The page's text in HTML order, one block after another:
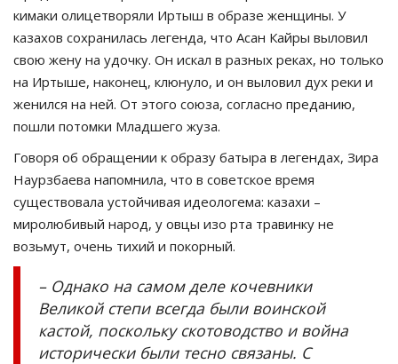
кимаки олицетворяли Иртыш в образе женщины. У
казахов сохранилась легенда, что Асан Кайры выловил
свою жену на удочку. Он искал в разных реках, но только
на Иртыше, наконец, клюнуло, и он выловил дух реки и
женился на ней. От этого союза, согласно преданию,
пошли потомки Младшего жуза.
Говоря об обращении к образу батыра в легендах, Зира
Наурзбаева напомнила, что в советское время
существовала устойчивая идеологема: казахи –
миролюбивый народ, у овцы изо рта травинку не
возьмут, очень тихий и покорный.
– Однако на самом деле кочевники
Великой степи всегда были воинской
кастой, поскольку скотоводство и война
исторически были тесно связаны. С